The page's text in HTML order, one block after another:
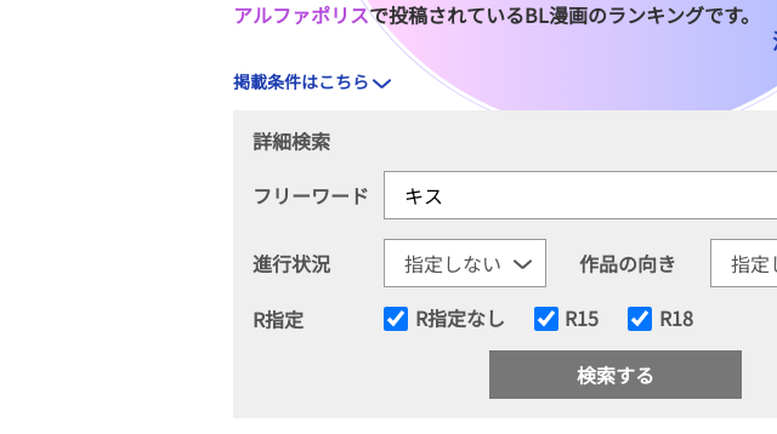
アルファポリスで投稿されているBL漫画のランキングです。
掲載条件はこちら
詳細検索
フリーワード
進行状況
作品の向き
R指定
R指定なし R15 R18